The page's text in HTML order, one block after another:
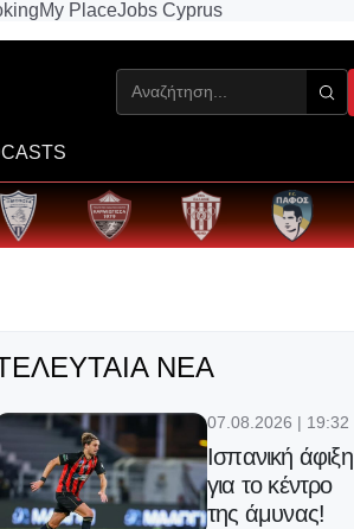
My PlaceJobs Cyprus
ΝΈΑ
07.08.2026 | 19:32
Ισπανική άφιξη
για το κέντρο
της άμυνας!